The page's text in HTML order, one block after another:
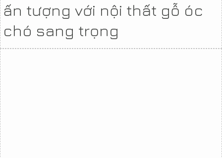
ấn tượng với nội thất gỗ óc
chó sang trọng